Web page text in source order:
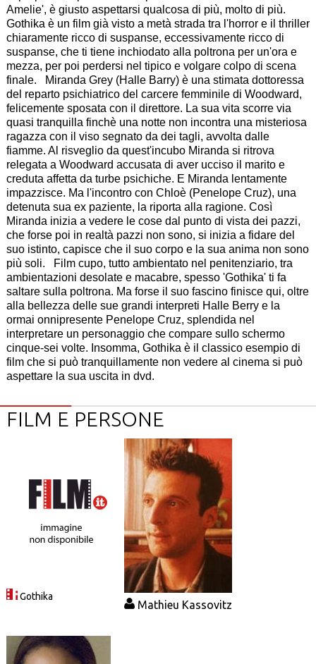
Amelie', è giusto aspettarsi qualcosa di più, molto di più.
Gothika è un film già visto a metà strada tra l'horror e il thriller
chiaramente ricco di suspanse, eccessivamente ricco di
suspanse, che ti tiene inchiodato alla poltrona per un'ora e
mezza, per poi perdersi nel tipico e volgare colpo di scena
finale. Miranda Grey (Halle Barry) è una stimata dottoressa
del reparto psichiatrico del carcere femminile di Woodward,
felicemente sposata con il direttore. La sua vita scorre via
quasi tranquilla finchè una notte non incontra una misteriosa
ragazza con il viso segnato da dei tagli, avvolta dalle
fiamme. Al risveglio da quest'incubo Miranda si ritrova
relegata a Woodward accusata di aver ucciso il marito e
creduta affetta da turbe psichiche. E Miranda lentamente
impazzisce. Ma l'incontro con Chloè (Penelope Cruz), una
detenuta sua ex paziente, la riporta alla ragione. Così
Miranda inizia a vedere le cose dal punto di vista dei pazzi,
che forse poi in realtà pazzi non sono, si inizia a fidare del
suo istinto, capisce che il suo corpo e la sua anima non sono
più soli. Film cupo, tutto ambientato nel penitenziario, tra
ambientazioni desolate e macabre, spesso 'Gothika' ti fa
saltare sulla poltrona. Ma forse il suo fascino finisce qui, oltre
alla bellezza delle sue grandi interpreti Halle Berry e la
ormai onnipresente Penelope Cruz, splendida nel
interpretare un personaggio che compare sullo schermo
cinque-sei volte. Insomma, Gothika è il classico esempio di
film che si può tranquillamente non vedere al cinema si può
aspettare la sua uscita in dvd.
FILM E PERSONE
Gothika
Mathieu Kassovitz